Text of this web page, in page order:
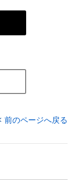
前のページへ戻る